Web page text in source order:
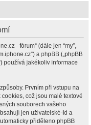
- fórum“ (dále jen “my”,
a phpBB („phpBB
používá jakékoliv informace
Prvním při vstupu na
cookies, což jsou malé textové
souborech vašeho
jen uživatelské-id a
přiděleno phpBB